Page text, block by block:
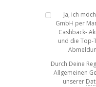
Ja, ich
GmbH per
Cashback-
und die Top-
Durch Deine
Allgemeinen
unserer